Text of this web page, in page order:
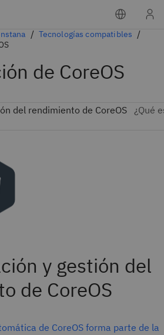
Tecnologías compatibles
de CoreOS
de CoreOS forma parte de la